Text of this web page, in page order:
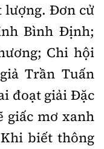
lượng. Đơn cử
Bình Định;
Chi hội
Trần Tuấn
đoạt giải Đặc
giấc mơ xanh
biết thông